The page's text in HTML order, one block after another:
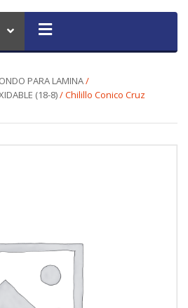
PARA LAMINA/
(18-8)/ Chilillo Conico Cruz